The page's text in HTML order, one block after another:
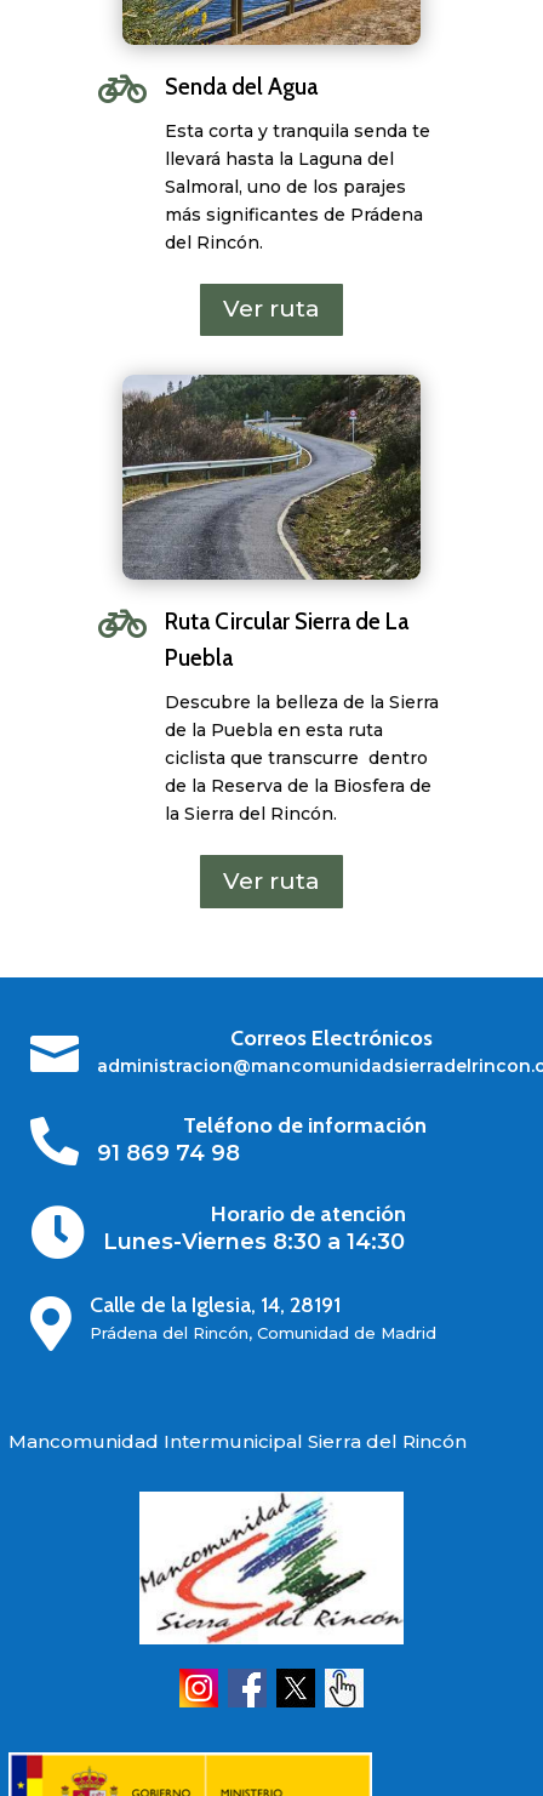
 Senda del Agua
Esta corta y tranquila senda te
llevará hasta la Laguna del
Salmoral, uno de los parajes
más significantes de Prádena
del Rincón.
Ver ruta

Ruta Circular Sierra de La
Puebla
Descubre la belleza de la Sierra
de la Puebla en esta ruta
ciclista que transcurre dentro
de la Reserva de la Biosfera de
la Sierra del Rincón.
Ver ruta
 Correos Electrónicos

Teléfono de información
91 869 74 98

Horario de atención
Lunes-Viernes 8:30 a 14:30
 Calle de la Iglesia, 14, 28191
Prádena del Rincón, Comunidad de Madrid
Mancomunidad Intermunicipal Sierra del Rincón